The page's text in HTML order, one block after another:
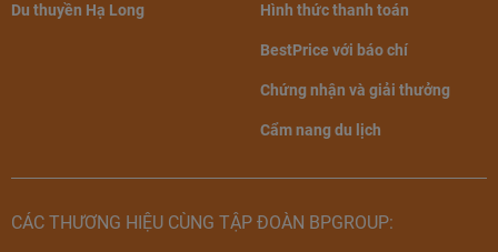
Du thuyền Hạ Long Hình thức thanh toán
BestPrice với báo chí
Chứng nhận và giải thưởng
Cẩm nang du lịch
CÁC THƯƠNG HIỆU CÙNG TẬP ĐOÀN BPGROUP: